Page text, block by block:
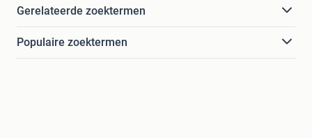
Gerelateerde zoektermen
Populaire zoektermen